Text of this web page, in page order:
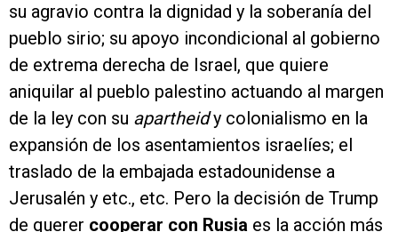
su agravio contra la dignidad y la soberanía del
pueblo sirio; su apoyo incondicional al gobierno
de extrema derecha de Israel, que quiere
aniquilar al pueblo palestino actuando al margen
de la ley con su apartheidy colonialismo en la
expansión de los asentamientos israelíes; el
traslado de la embajada estadounidense a
Jerusalén y etc., etc. Pero la decisión de Trump
de querer cooperar con Rusia es la acción más